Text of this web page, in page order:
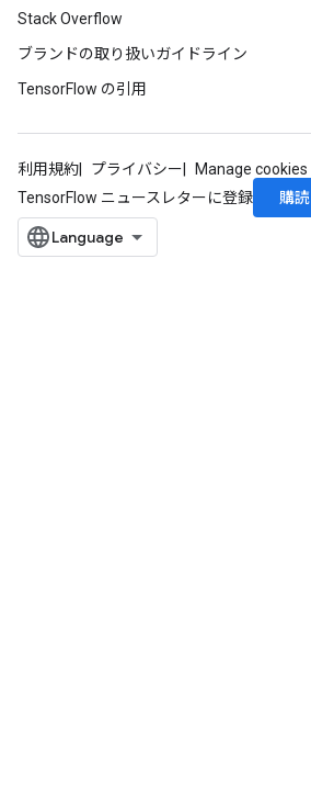
Stack Overflow
ブランドの取り扱いガイドライン
TensorFlow の引用
利用規約 プライバシー
Manage cookies
TensorFlow ニュースレターに登録
購読